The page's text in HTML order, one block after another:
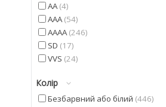
AA 4
AAA 54
AAAA 246
SD 17
VVS 24
Колір
Безбарвний або білий 446